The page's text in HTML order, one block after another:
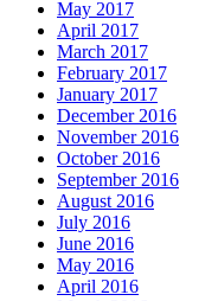
May 2017
April 2017
March 2017
February 2017
January 2017
December 2016
November 2016
October 2016
September 2016
August 2016
July 2016
June 2016
May 2016
April 2016